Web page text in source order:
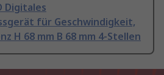
Digitales
für Geschwindigkeit,
H 68 mm B 68 mm 4-Stellen